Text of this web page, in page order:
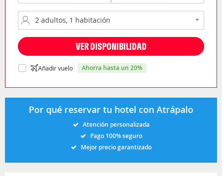
VER DISPONIBILIDAD
Añadir vuelo ahorra hasta un 20%
Por qué reservar tu hotel con Atrápalo
Atención personalizada
Pago 100% seguro
Mejor precio garantizado